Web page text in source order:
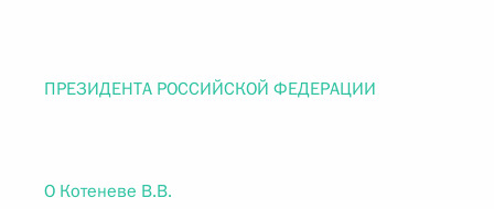
ПРЕЗИДЕНТА РОССИЙСКОЙ ФЕДЕРАЦИИ
О Котеневе В.В.